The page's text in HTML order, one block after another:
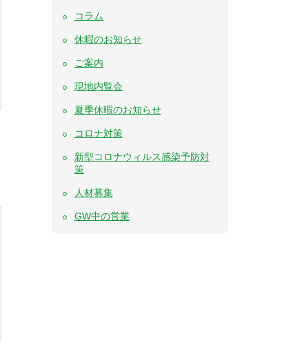
コラム
休暇のお知らせ
ご案内
現地内覧会
夏季休暇のお知らせ
コロナ対策
新型コロナウィルス感染予防対
策
人材募集
GW中の営業